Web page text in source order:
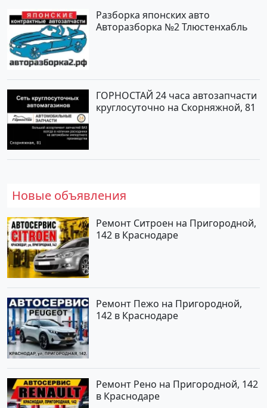
Разборка японских авто
Авторазборка №2 Тлюстенхабль
ГОРНОСТАЙ 24 часа автозапчасти
круглосуточно на Скорняжной, 81
Новые объявления
Ремонт Ситроен на Пригородной,
142 в Краснодаре
Ремонт Пежо на Пригородной,
142 в Краснодаре
Ремонт Рено на Пригородной, 142
в Краснодаре